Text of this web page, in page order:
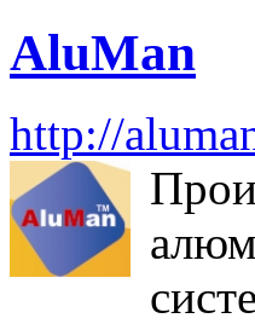
AluMan
http://